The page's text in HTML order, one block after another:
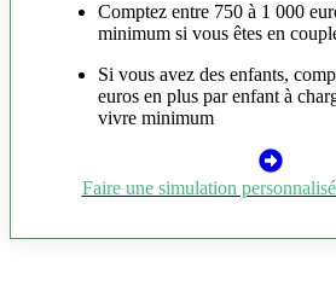
Comptez entre 750 à 1 000
minimum si vous êtes en
Si vous avez des enfants,
euros en plus par enfant à
vivre minimum
Faire une simulation